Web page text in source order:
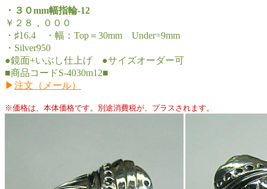
・３０mm幅指輪-12
￥２８，０００
・♯16.4 ・幅：Top＝30mm Under=9mm
・Silver950
●鏡面+いぶし仕上げ ●サイズオーダー可
■商品コードS-4030m12■
▶注文（メール）
※価格は、本体価格です。別途消費税が、プラスされます。